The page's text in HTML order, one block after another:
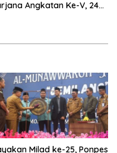
Angkatan Ke-V, 243
Milad ke-25, Ponpes